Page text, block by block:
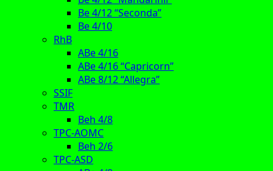
Be 4/12 “Seconda”
Be 4/10
RhB
ABe 4/16
ABe 4/16 “Capricorn”
ABe 8/12 “Allegra”
SSIF
TMR
Beh 4/8
TPC-AOMC
Beh 2/6
TPC-ASD